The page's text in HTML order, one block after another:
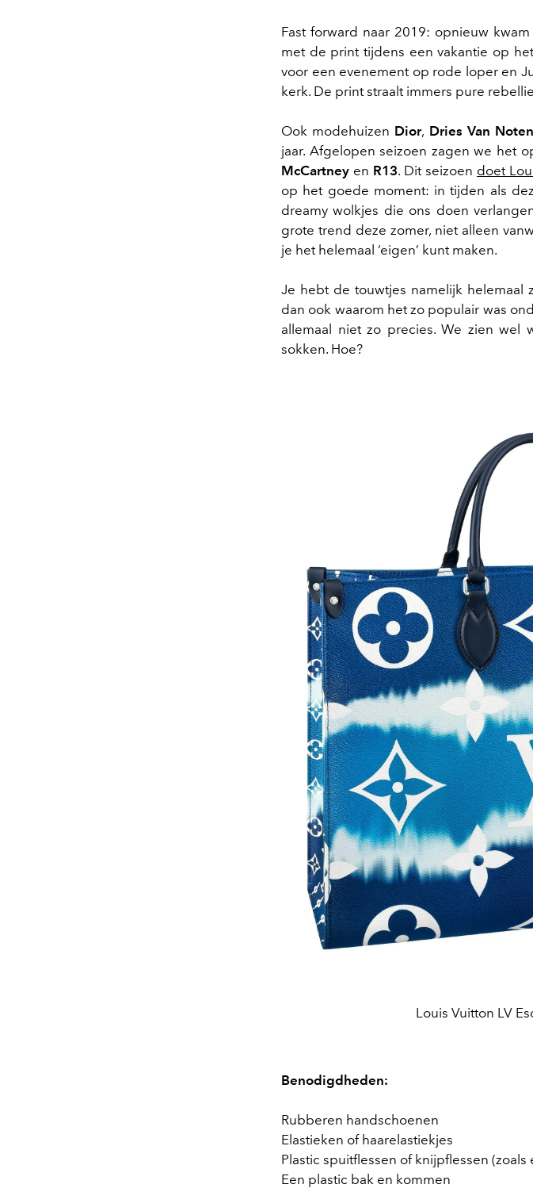
Fast forward naar 2019: opnieuw
met de print tijdens een vakantie op
voor een evenement op rode loper en
kerk. De print straalt immers pure
Ook modehuizen Dior, Dries Van Noten
jaar. Afgelopen seizoen zagen we het
McCartney en R13. Dit seizoen doet
op het goede moment: in tijden als
dreamy wolkjes die ons doen
grote trend deze zomer, niet alleen
je het helemaal ‘eigen’ kunt maken.
Je hebt de touwtjes namelijk helemaal
dan ook waarom het zo populair was
allemaal niet zo precies. We zien wel
sokken. Hoe?
Louis Vuitton LV
Benodigdheden:
Rubberen handschoenen
Elastieken of haarelastiekjes
Plastic spuitflessen of knijpflessen
Een plastic bak en kommen